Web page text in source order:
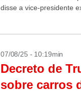
disse a vice-presidente
07/08/25 - 10:19min
Decreto de
sobre carros